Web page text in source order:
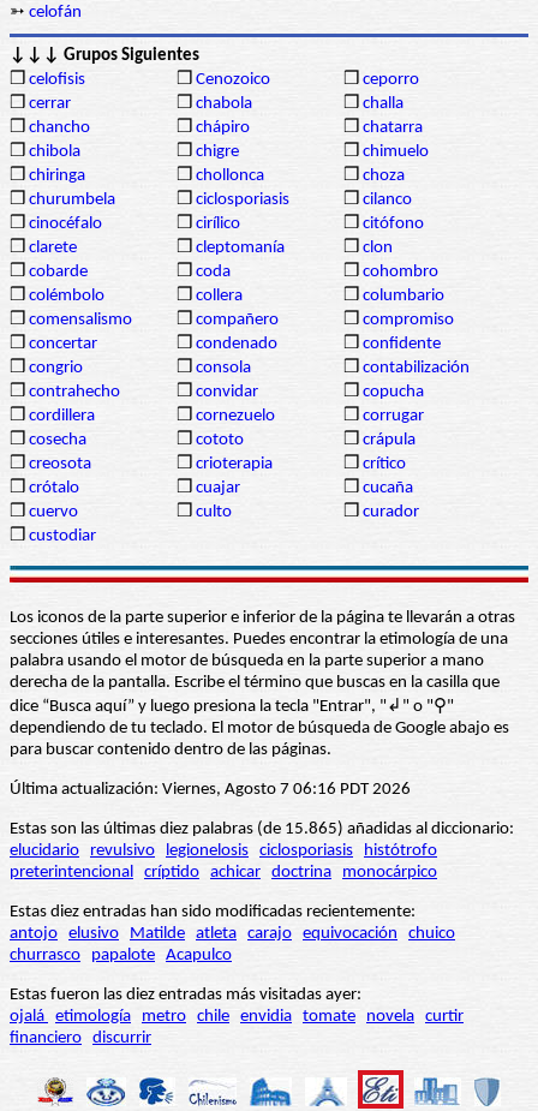
➳ celofán
↓↓↓ Grupos Siguientes
❒ celofisis ❒ Cenozoico ❒ ceporro
❒ cerrar ❒ chabola ❒ challa
❒ chancho ❒ chápiro ❒ chatarra
❒ chibola ❒ chigre ❒ chimuelo
❒ chiringa ❒ chollonca ❒ choza
❒ churumbela ❒ ciclosporiasis ❒ cilanco
❒ cinocéfalo ❒ cirílico ❒ citófono
❒ clarete ❒ cleptomanía ❒ clon
❒ cobarde ❒ coda ❒ cohombro
❒ colémbolo ❒ collera ❒ columbario
❒ comensalismo ❒ compañero ❒ compromiso
❒ concertar ❒ condenado ❒ confidente
❒ congrio ❒ consola ❒ contabilización
❒ contrahecho ❒ convidar ❒ copucha
❒ cordillera ❒ cornezuelo ❒ corrugar
❒ cosecha ❒ cototo ❒ crápula
❒ creosota ❒ crioterapia ❒ crítico
❒ crótalo ❒ cuajar ❒ cucaña
❒ cuervo ❒ culto ❒ curador
❒ custodiar
Los iconos de la parte superior e inferior de la página te llevarán a otras
secciones útiles e interesantes. Puedes encontrar la etimología de una
palabra usando el motor de búsqueda en la parte superior a mano
derecha de la pantalla. Escribe el término que buscas en la casilla que
dice “Busca aquí” y luego presiona la tecla "Entrar", "↲" o "⚲"
dependiendo de tu teclado. El motor de búsqueda de Google abajo es
para buscar contenido dentro de las páginas.
Última actualización: Viernes, Agosto 7 06:16 PDT 2026
Estas son las últimas diez palabras (de 15.865) añadidas al diccionario:
elucidario
revulsivo legionelosis ciclosporiasis
histótrofo
preterintencional críptido achicar doctrina monocárpico
Estas diez entradas han sido modificadas recientemente:
antojo elusivo Matilde atleta carajo equivocación
chuico
churrasco
papalote Acapulco
Estas fueron las diez entradas más visitadas ayer:
ojalá etimología metro chile envidia tomate novela curtir
financiero discurrir